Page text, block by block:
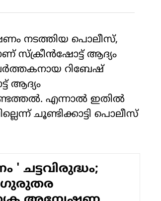
നടത്തിയ പൊലീസ്,
ആദ്യം
റിബേഷ്
ആദ്യം
എന്നാൽ ഇതിൽ
ചൂണ്ടിക്കാട്ടി പൊലീസ്
' ചട്ടവിരുദ്ധം;
ഗുരുതര